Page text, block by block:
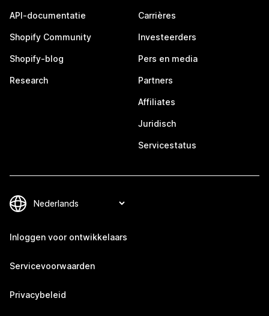
API-documentatie
Shopify Community
Shopify-blog
Research
Carrières
Investeerders
Pers en media
Partners
Affiliates
Juridisch
Servicestatus
Inloggen voor ontwikkelaars
Servicevoorwaarden
Privacybeleid